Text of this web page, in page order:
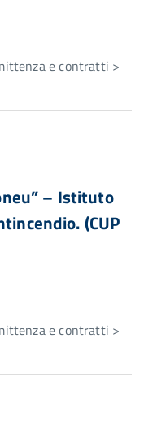
e contratti >
– Istituto
(CUP
e contratti >